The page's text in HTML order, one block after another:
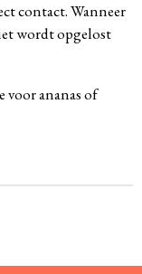
contact. Wanneer
wordt opgelost
voor ananas of